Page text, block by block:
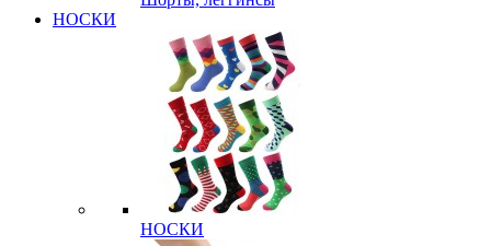
НОСКИ
НОСКИ